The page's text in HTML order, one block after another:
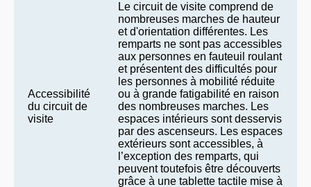
Accessibilité
du circuit de
visite
Le circuit de visite comprend de
nombreuses marches de hauteur
et d'orientation différentes. Les
remparts ne sont pas accessibles
aux personnes en fauteuil roulant
et présentent des difficultés pour
les personnes à mobilité réduite
ou à grande fatigabilité en raison
des nombreuses marches. Les
espaces intérieurs sont desservis
par des ascenseurs. Les espaces
extérieurs sont accessibles, à
l’exception des remparts, qui
peuvent toutefois être découverts
grâce à une tablette tactile mise à